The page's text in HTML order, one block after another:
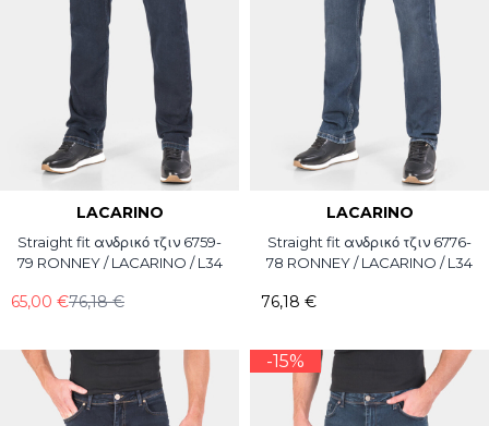
LACARINO
Straight fit ανδρικό τζιν 6759-
79 RONNEY / LACARINO / L34
76,18 €
65,00 €
LACARINO
Straight fit ανδρικό τζιν 6776-
78 RONNEY / LACARINO / L34
76,18 €
-15%